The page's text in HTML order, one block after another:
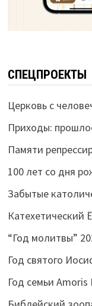
СПЕЦПРОЕКТЫ
Церковь с
Приходы:
Памяти
100 лет со дня
Забытые
Катехетический
“Год молитвы”
Год святого
Год семьи